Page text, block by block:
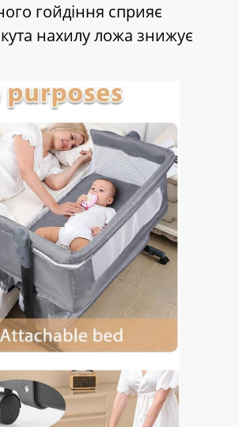
гойдіння сприяє
нахилу ложа знижує